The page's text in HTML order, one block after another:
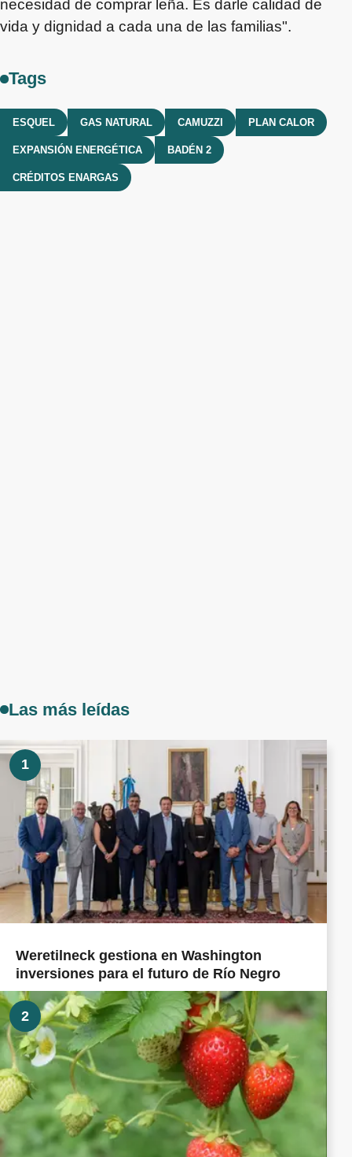
necesidad de comprar leña. Es darle calidad de
vida y dignidad a cada una de las familias".
Tags
ESQUEL GAS NATURAL CAMUZZI PLAN CALOR
EXPANSIÓN ENERGÉTICA BADÉN 2
CRÉDITOS ENARGAS
Las más leídas
1
Weretilneck gestiona en Washington
inversiones para el futuro de Río Negro
2